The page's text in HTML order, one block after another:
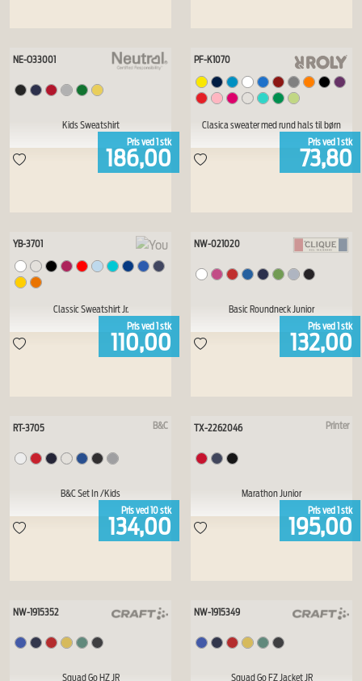
NE-O33001
Kids Sweatshirt
Pris ved 1 stk
186,00
PF-K1070
Clasica sweater med rund hals til børn
Pris ved 1 stk
73,80
YB-3701
Classic Sweatshirt Jr.
Pris ved 1 stk
110,00
NW-021020
Basic Roundneck Junior
Pris ved 1 stk
132,00
B&C
RT-3705
B&C Set In /Kids
Pris ved 10stk
134,00
Printer
TX-2262046
Marathon Junior
Pris ved 1 stk
195,00
NW-1915352
Squad Go HZ JR
NW-1915349
Squad Go FZ Jacket JR